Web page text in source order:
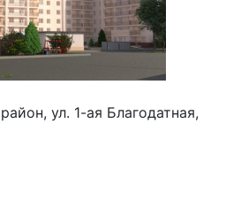
ул. 1-ая Благодатная,